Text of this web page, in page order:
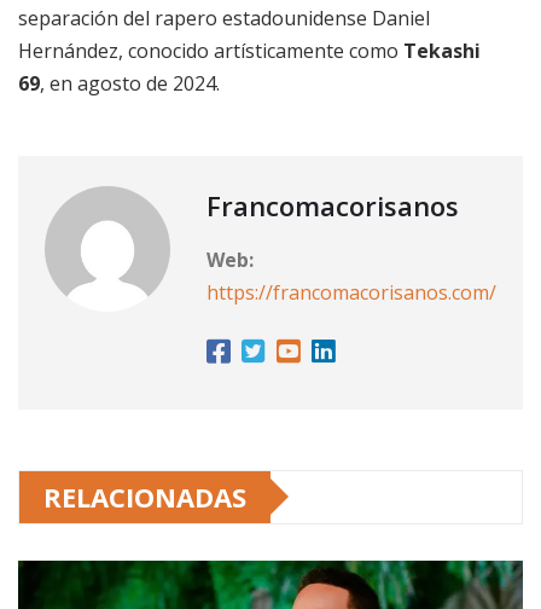
separación del rapero estadounidense Daniel
Hernández, conocido artísticamente como Tekashi
69, en agosto de 2024.
Francomacorisanos
Web:
https://francomacorisanos.com/
RELACIONADAS